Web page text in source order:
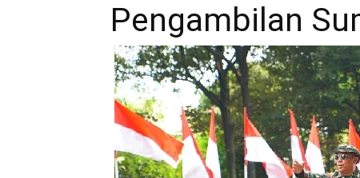
Pengambilan